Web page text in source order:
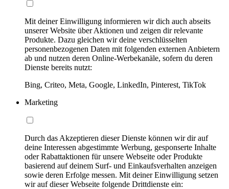
Mit deiner Einwilligung informieren wir dich auch abseits
unserer Website über Aktionen und zeigen dir relevante
Produkte. Dazu gleichen wir deine verschlüsselten
personenbezogenen Daten mit folgenden externen Anbietern
ab und nutzen deren Online-Werbekanäle, sofern du deren
Dienste bereits nutzt:
Bing, Criteo, Meta, Google, LinkedIn, Pinterest, TikTok
Marketing
Durch das Akzeptieren dieser Dienste können wir dir auf
deine Interessen abgestimmte Werbung, gesponserte Inhalte
oder Rabattaktionen für unsere Webseite oder Produkte
basierend auf deinem Surf- und Einkaufsverhalten anzeigen
sowie deren Erfolge messen. Mit deiner Einwilligung setzen
wir auf dieser Webseite folgende Drittdienste ein: